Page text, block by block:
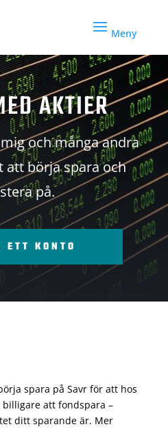
AKTIER
och många andra
att börja spara och
på.
ETT KONTO
spara på Savr för att hos
att fondspara –
ditt sparande är. Mer